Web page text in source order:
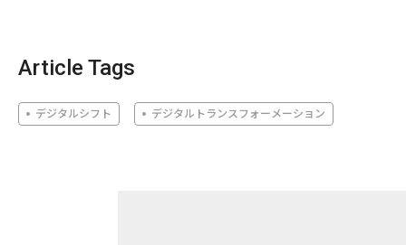
Article Tags
デジタルシフト デジタルトランスフォーメーション